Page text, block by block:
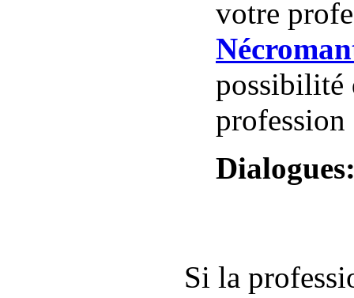
votre
possibilité
profession
Si la